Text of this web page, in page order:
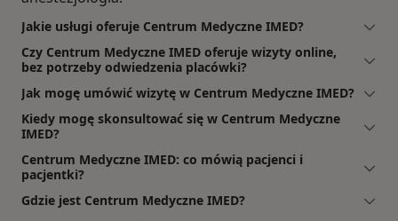
Jakie usługi oferuje Centrum Medyczne IMED?
Czy Centrum Medyczne IMED oferuje wizyty online,
bez potrzeby odwiedzenia placówki?
Jak mogę umówić wizytę w Centrum Medyczne IMED?
Kiedy mogę skonsultować się w Centrum Medyczne
IMED?
Centrum Medyczne IMED: co mówią pacjenci i
pacjentki?
Gdzie jest Centrum Medyczne IMED?